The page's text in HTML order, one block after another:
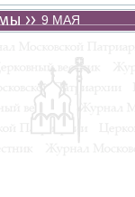
9 МАЯ